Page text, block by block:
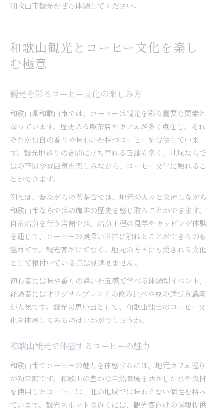
和歌山市観光をぜひ体験してください。
和歌山観光とコーヒー文化を楽し
む極意
観光を彩るコーヒー文化の楽しみ方
和歌山県和歌山市では、コーヒーは観光を彩る重要な要素と
なっています。歴史ある喫茶店やカフェが多く点在し、それ
ぞれが独自の香りや味わいを持つコーヒーを提供していま
す。観光地巡りの合間に立ち寄れる店舗も多く、地域ならで
はの空間や雰囲気を楽しみながら、コーヒー文化に触れるこ
とができます。
例えば、昔ながらの喫茶店では、地元の人々と交流しながら
和歌山市ならではの珈琲の歴史を感じ取ることができます。
自家焙煎を行う店舗では、焙煎工程の見学やカッピング体験
を通じて、コーヒーの奥深い世界に触れることができるのも
魅力です。観光客だけでなく、地元の方々にも愛される文化
として根付いている点は見逃せません。
初心者には味や香りの違いを五感で学べる体験型イベント、
経験者にはオリジナルブレンドの飲み比べや豆の選び方講座
が人気です。観光の思い出として、和歌山独自のコーヒー文
化を体感してみるのはいかがでしょうか。
和歌山観光で体感するコーヒーの魅力
和歌山市でコーヒーの魅力を体感するには、地元カフェ巡り
が効果的です。和歌山の豊かな自然環境を活かした水や食材
を使用したコーヒーは、他の地域では味わえない個性を持っ
ています。観光スポットの近くには、観光客向けの情報提供